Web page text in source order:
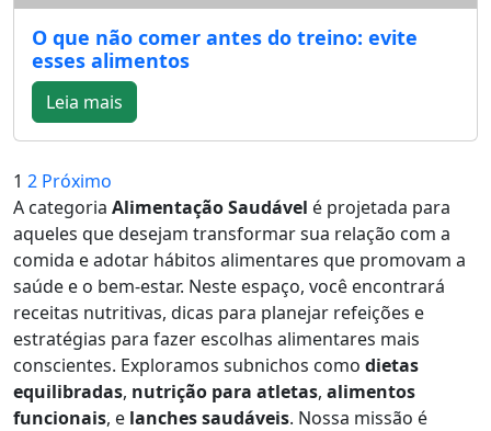
O que não comer antes do treino: evite
esses alimentos
Leia mais
Navegação
por
posts
1 2 Próximo
A categoria Alimentação Saudável é projetada para
aqueles que desejam transformar sua relação com a
comida e adotar hábitos alimentares que promovam a
saúde e o bem-estar. Neste espaço, você encontrará
receitas nutritivas, dicas para planejar refeições e
estratégias para fazer escolhas alimentares mais
conscientes. Exploramos subnichos como dietas
equilibradas, nutrição para atletas, alimentos
funcionais, e lanches saudáveis. Nossa missão é